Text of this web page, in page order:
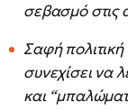
σεβασμό στις
Σαφή
συνεχίσει να
και